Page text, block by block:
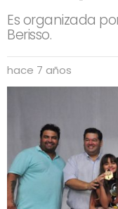
Es organizada
Berisso.
hace 7 años